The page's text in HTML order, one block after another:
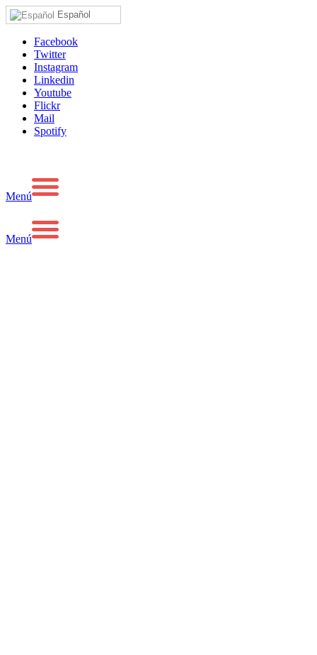
Español
Facebook
Twitter
Instagram
Linkedin
Youtube
Flickr
Mail
Spotify
Menú
Menú